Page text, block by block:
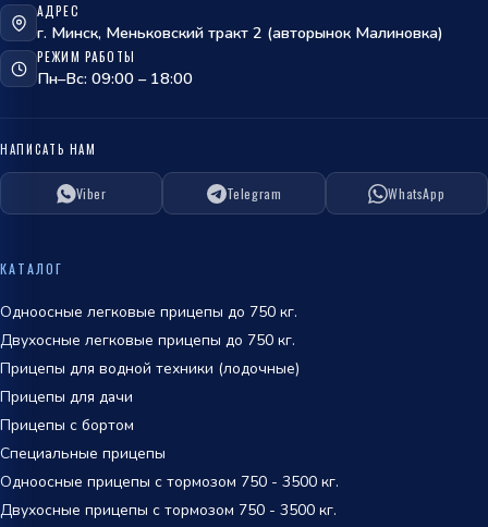
обработки персональных данных
ОТПРАВИТЬ
АДРЕС
г. Минск, Меньковский тракт 2 (авторынок Малиновка)
РЕЖИМ РАБОТЫ
Пн–Вс: 09:00 – 18:00
НАПИСАТЬ НАМ
Viber Telegram WhatsApp
КАТАЛОГ
Одноосные легковые прицепы до 750 кг.
Двухосные легковые прицепы до 750 кг.
Прицепы для водной техники (лодочные)
Прицепы для дачи
Прицепы с бортом
Специальные прицепы
Одноосные прицепы с тормозом 750 - 3500 кг.
Двухосные прицепы с тормозом 750 - 3500 кг.